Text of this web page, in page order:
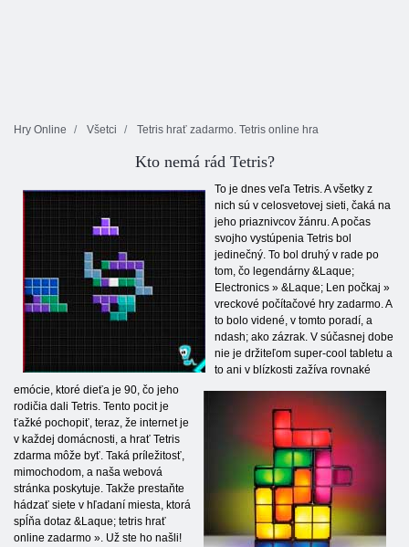
Hry Online Všetci Tetris hrať zadarmo. Tetris online hra
Kto nemá rád Tetris?
To je dnes veľa Tetris. A všetky z
nich sú v celosvetovej sieti, čaká na
jeho priaznivcov žánru. A počas
svojho vystúpenia Tetris bol
jedinečný. To bol druhý v rade po
tom, čo legendárny &Laque;
Electronics » &Laque; Len počkaj »
vreckové počítačové hry zadarmo. A
to bolo videné, v tomto poradí, a
ndash; ako zázrak. V súčasnej dobe
nie je držiteľom super-cool tabletu a
to ani v blízkosti zažíva rovnaké
emócie, ktoré dieťa je 90, čo jeho
rodičia dali Tetris. Tento pocit je
ťažké pochopiť, teraz, že internet je
v každej domácnosti, a hrať Tetris
zdarma môže byť. Taká príležitosť,
mimochodom, a naša webová
stránka poskytuje. Takže prestaňte
hádzať siete v hľadaní miesta, ktorá
spĺňa dotaz &Laque; tetris hrať
online zadarmo ». Už ste ho našli!